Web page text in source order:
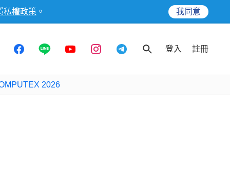
私權政策 。 我同意
登入 註冊
2026